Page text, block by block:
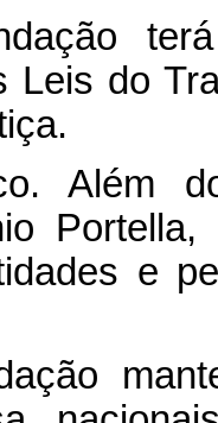
Leis do
Além
e